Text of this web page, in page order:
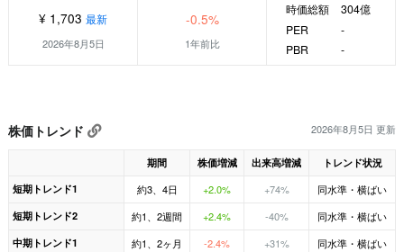
¥ 1,703 最新
2026年8月5日
-0.5%
1年前比
時価総額
304億
PER
-
PBR
-
株価トレンド 2026年8月5日 更新
期間 株価増減 出来高増減
トレンド状況
短期トレンド1
約3、4日 +2.0% +74% 同水準・横ばい
短期トレンド2 約1、2週間 +2.4% -40% 同水準・横ばい
中期トレンド1 約1、2ヶ月 -2.4% +31% 同水準・横ばい